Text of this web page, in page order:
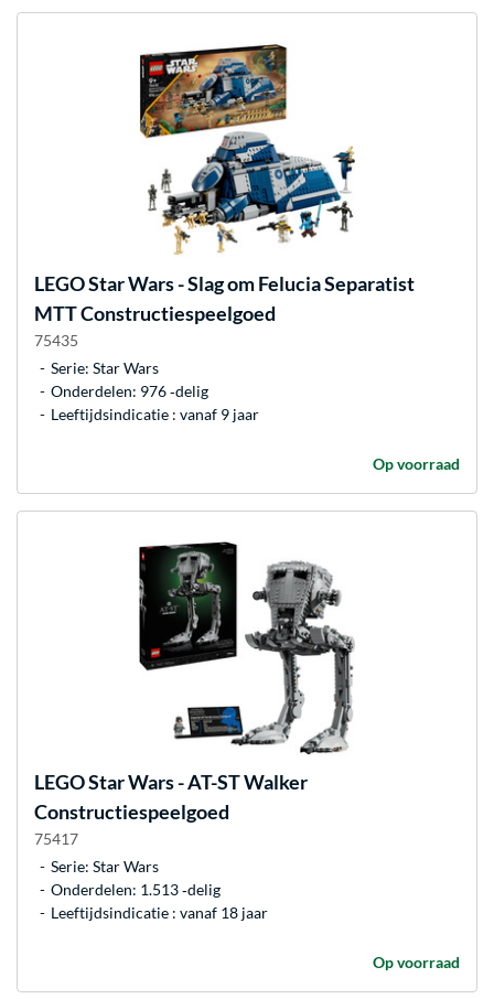
LEGOStar Wars - Slag om Felucia Separatist
MTT Constructiespeelgoed
75435
Serie: Star Wars
Onderdelen: 976 ‐delig
Leeftijdsindicatie : vanaf 9 jaar
Op voorraad
LEGOStar Wars - AT-ST Walker
Constructiespeelgoed
75417
Serie: Star Wars
Onderdelen: 1.513 ‐delig
Leeftijdsindicatie : vanaf 18 jaar
Op voorraad